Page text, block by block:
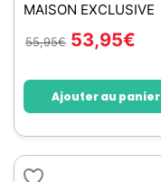
MAISON EXCLUSIVE
55,95€ 53,95€
Ajouter au panier